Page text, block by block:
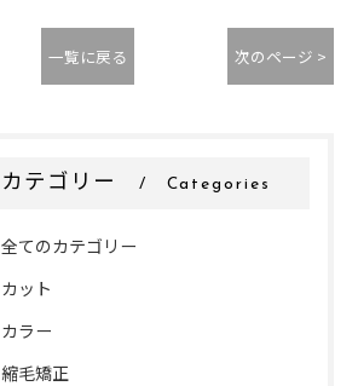
一覧に戻る 次のページ >
カテゴリー Categories
全てのカテゴリー
カット
カラー
縮毛矯正